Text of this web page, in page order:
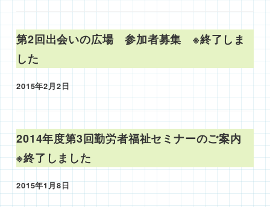
第2回出会いの広場 参加者募集 ※終了しま
した
投稿日
2015年2月2日
2014年度第3回勤労者福祉セミナーのご案内
※終了しました
投稿日
2015年1月8日